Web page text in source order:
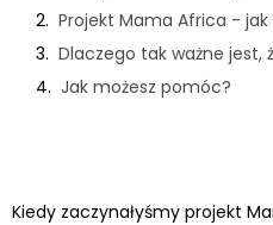
Projekt Mama Africa - jak
Dlaczego tak ważne jest,
Jak możesz pomóc?
Kiedy zaczynałyśmy projekt